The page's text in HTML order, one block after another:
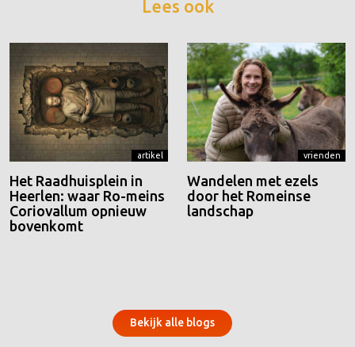
Lees ook
artikel
Het Raadhuisplein in
Heerlen: waar Ro-meins
Coriovallum opnieuw
bovenkomt
vrienden
Wandelen met ezels
door het Romeinse
landschap
Bekijk alle blogs